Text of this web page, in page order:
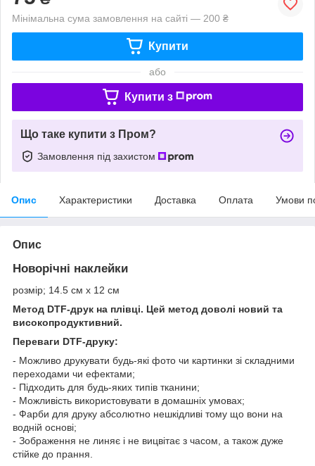
Мінімальна сума замовлення на сайті — 200 ₴
Купити
або
Купити з
Що таке купити з Пром?
Замовлення під захистом
Опис Характеристики Доставка Оплата Умови
Опис
Новорічні наклейки
розмір; 14.5 см х 12 см
Метод DTF-друк на плівці. Цей метод доволі новий та
високопродуктивний.
Переваги DTF-друку:
- Можливо друкувати будь-які фото чи картинки зі складними
переходами чи ефектами;
- Підходить для будь-яких типів тканини;
- Можливість використовувати в домашніх умовах;
- Фарби для друку абсолютно нешкідливі тому що вони на
водній основі;
- Зображення не линяє і не вицвітає з часом, а також дуже
стійке до прання.